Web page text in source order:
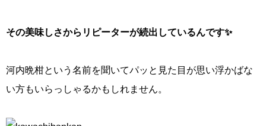
その美味しさからリピーターが続出しているんです✨
河内晩柑という名前を聞いてパッと見た目が思い浮かばな
い方もいらっしゃるかもしれません。